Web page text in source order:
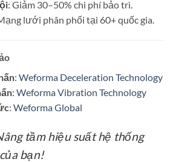
: Giảm 30–50% chi phí bảo trì.
lưới phân phối tại 60+ quốc gia.
:Weforma Deceleration Technology
:Weforma Vibration Technology
:Weforma Global
tầm hiệu suất hệ thống
bạn!